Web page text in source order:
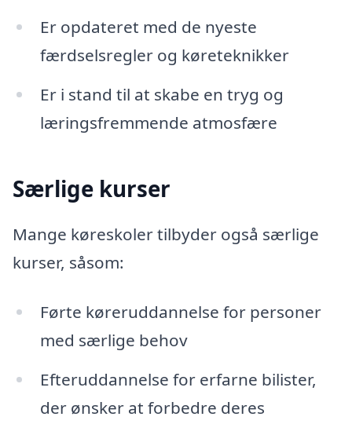
Er opdateret med de nyeste
færdselsregler og køreteknikker
Er i stand til at skabe en tryg og
læringsfremmende atmosfære
Særlige kurser
Mange køreskoler tilbyder også særlige
kurser, såsom:
Førte køreruddannelse for personer
med særlige behov
Efteruddannelse for erfarne bilister,
der ønsker at forbedre deres